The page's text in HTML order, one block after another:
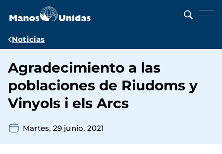
contenido
Ruta
navegación
Noticias
Agradecimiento a las
poblaciones de Riudoms y
Vinyols i els Arcs
Martes, 29 junio, 2021